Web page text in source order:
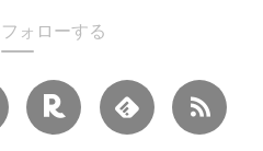
ォローする